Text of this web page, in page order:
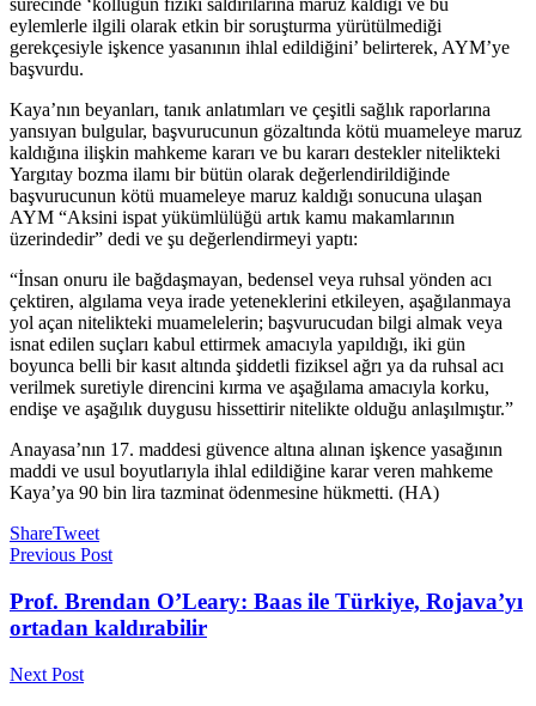
sürecinde ‘kolluğun fiziki saldırılarına maruz kaldığı ve bu
eylemlerle ilgili olarak etkin bir soruşturma yürütülmediği
gerekçesiyle işkence yasanının ihlal edildiğini’ belirterek, AYM’ye
başvurdu.
Kaya’nın beyanları, tanık anlatımları ve çeşitli sağlık raporlarına
yansıyan bulgular, başvurucunun gözaltında kötü muameleye maruz
kaldığına ilişkin mahkeme kararı ve bu kararı destekler nitelikteki
Yargıtay bozma ilamı bir bütün olarak değerlendirildiğinde
başvurucunun kötü muameleye maruz kaldığı sonucuna ulaşan
AYM “Aksini ispat yükümlülüğü artık kamu makamlarının
üzerindedir” dedi ve şu değerlendirmeyi yaptı:
“İnsan onuru ile bağdaşmayan, bedensel veya ruhsal yönden acı
çektiren, algılama veya irade yeteneklerini etkileyen, aşağılanmaya
yol açan nitelikteki muamelelerin; başvurucudan bilgi almak veya
isnat edilen suçları kabul ettirmek amacıyla yapıldığı, iki gün
boyunca belli bir kasıt altında şiddetli fiziksel ağrı ya da ruhsal acı
verilmek suretiyle direncini kırma ve aşağılama amacıyla korku,
endişe ve aşağılık duygusu hissettirir nitelikte olduğu anlaşılmıştır.”
Anayasa’nın 17. maddesi güvence altına alınan işkence yasağının
maddi ve usul boyutlarıyla ihlal edildiğine karar veren mahkeme
Kaya’ya 90 bin lira tazminat ödenmesine hükmetti. (HA)
ShareTweet
Previous Post
Prof. Brendan O’Leary: Baas ile Türkiye, Rojava’yı
ortadan kaldırabilir
Next Post